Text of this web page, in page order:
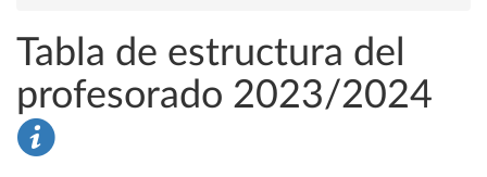
Tabla de estructura del
profesorado 2023/2024